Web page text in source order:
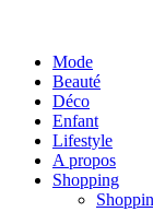
Mode
Beauté
Déco
Enfant
Lifestyle
A propos
Shopping